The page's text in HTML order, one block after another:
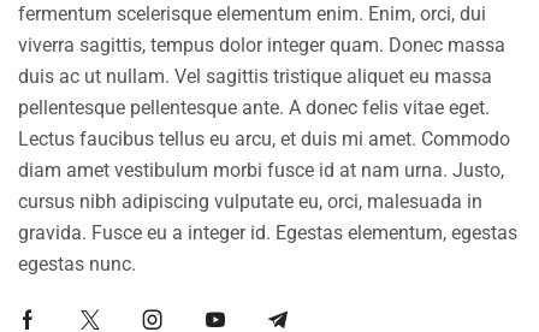
fermentum scelerisque elementum enim. Enim, orci, dui
viverra sagittis, tempus dolor integer quam. Donec massa
duis ac ut nullam. Vel sagittis tristique aliquet eu massa
pellentesque pellentesque ante. A donec felis vitae eget.
Lectus faucibus tellus eu arcu, et duis mi amet. Commodo
diam amet vestibulum morbi fusce id at nam urna. Justo,
cursus nibh adipiscing vulputate eu, orci, malesuada in
gravida. Fusce eu a integer id. Egestas elementum, egestas
egestas nunc.